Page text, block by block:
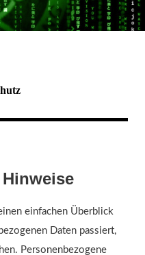
einfachen Überblick
Daten passiert,
Personenbezogene